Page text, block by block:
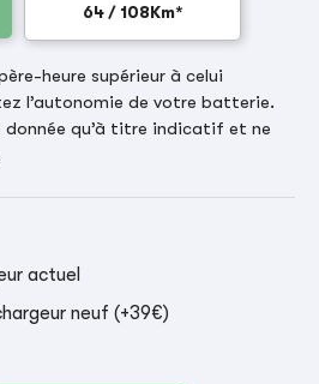
64 / 108Km*
heure supérieur à celui
l’autonomie de votre batterie.
qu’à titre indicatif et ne
actuel
neuf (+39€)